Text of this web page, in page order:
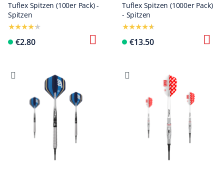
Tuflex Spitzen (100er Pack) -
Spitzen
€2.80
Tuflex Spitzen (1000er Pack)
- Spitzen
€13.50